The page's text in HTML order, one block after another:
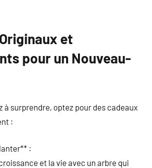
et
pour un Nouveau-
à surprendre, optez pour des cadeaux
:
:
et la vie avec un arbre qui